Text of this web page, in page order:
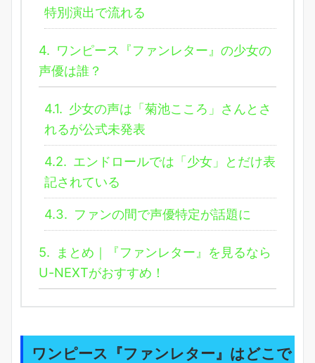
特別演出で流れる
4. ワンピース『ファンレター』の少女の
声優は誰？
4.1. 少女の声は「菊池こころ」さんとさ
れるが公式未発表
4.2. エンドロールでは「少女」とだけ表
記されている
4.3. ファンの間で声優特定が話題に
5.
まとめ｜『ファンレター』を見るなら
U-NEXTがおすすめ！
ワンピース『ファンレター』はどこで